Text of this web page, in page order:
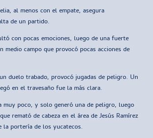
al menos con el empate, asegura
de un partido.
con pocas emociones, luego de una fuerte
medio campo que provocó pocas acciones de
duelo trabado, provocó jugadas de peligro. Un
en el travesaño fue la más clara.
muy poco, y solo generó una de peligro, luego
remató de cabeza en el área de Jesús Ramírez
la portería de los yucatecos.